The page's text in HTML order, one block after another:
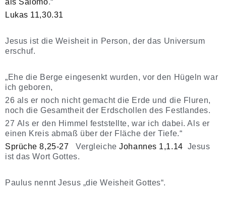
als Salomo.“
Lukas 11,30.31
Jesus ist die Weisheit in Person, der das Universum
erschuf.
„Ehe die Berge eingesenkt wurden, vor den Hügeln war
ich geboren,
26 als er noch nicht gemacht die Erde und die Fluren,
noch die Gesamtheit der Erdschollen des Festlandes.
27 Als er den Himmel feststellte, war ich dabei. Als er
einen Kreis abmaß über der Fläche der Tiefe.“
Sprüche 8,25-27VergleicheJohannes 1,1.14 Jesus
ist das Wort Gottes.
Paulus nennt Jesus „die Weisheit Gottes“.